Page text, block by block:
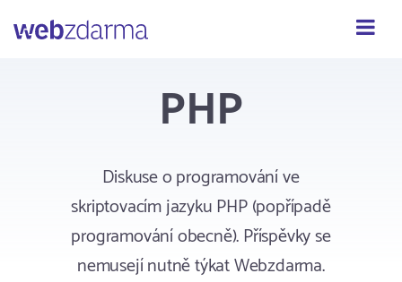
PHP
Diskuse o programování ve
skriptovacím jazyku PHP (popřípadě
programování obecně). Příspěvky se
nemusejí nutně týkat Webzdarma.